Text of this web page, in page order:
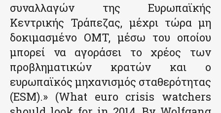
συναλλαγών της Ευρωπαϊκής
Κεντρικής Τράπεζας, μέχρι τώρα μη
δοκιμασμένο OMT, μέσω του οποίου
μπορεί να αγοράσει το χρέος των
προβληματικών κρατών και ο
ευρωπαϊκός μηχανισμός σταθερότητας
(ESM).» (What euro crisis watchers